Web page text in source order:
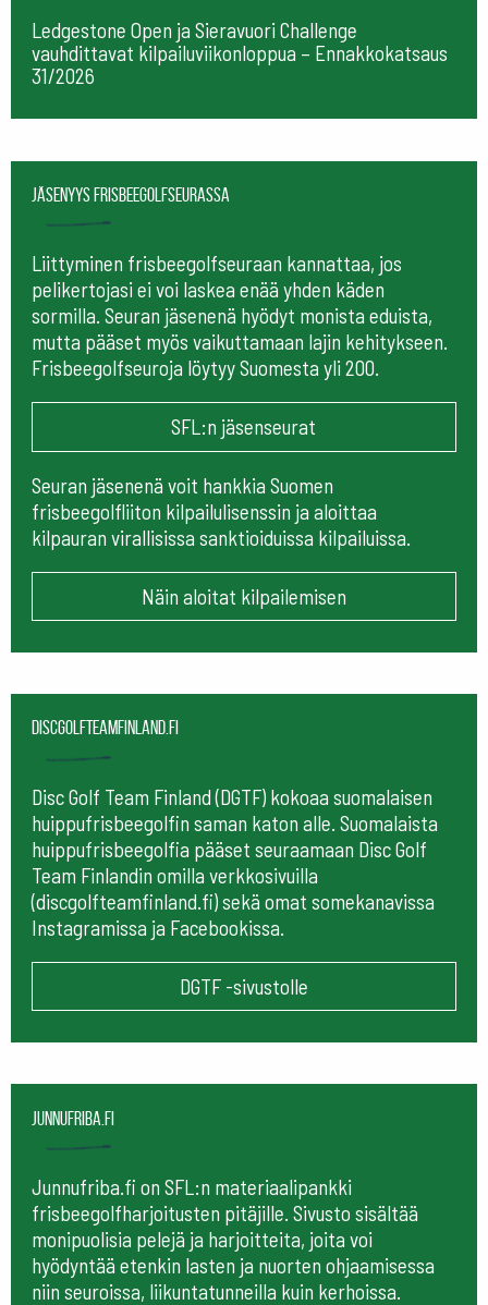
Ledgestone Open ja Sieravuori Challenge
vauhdittavat kilpailuviikonloppua – Ennakkokatsaus
31/2026
Jäsenyys frisbeegolfseurassa
Liittyminen frisbeegolfseuraan kannattaa, jos
pelikertojasi ei voi laskea enää yhden käden
sormilla. Seuran jäsenenä hyödyt monista eduista,
mutta pääset myös vaikuttamaan lajin kehitykseen.
Frisbeegolfseuroja löytyy Suomesta yli 200.
SFL:n jäsenseurat
Seuran jäsenenä voit hankkia Suomen
frisbeegolfliiton kilpailulisenssin ja aloittaa
kilpauran virallisissa sanktioiduissa kilpailuissa.
Näin aloitat kilpailemisen
Discgolfteamfinland.fi
Disc Golf Team Finland (DGTF) kokoaa suomalaisen
huippufrisbeegolfin saman katon alle. Suomalaista
huippufrisbeegolfia pääset seuraamaan Disc Golf
Team Finlandin omilla verkkosivuilla
(discgolfteamfinland.fi) sekä omat somekanavissa
Instagramissa ja Facebookissa.
DGTF -sivustolle
Junnufriba.fi
Junnufriba.fi on SFL:n materiaalipankki
frisbeegolfharjoitusten pitäjille. Sivusto sisältää
monipuolisia pelejä ja harjoitteita, joita voi
hyödyntää etenkin lasten ja nuorten ohjaamisessa
niin seuroissa, liikuntatunneilla kuin kerhoissa.